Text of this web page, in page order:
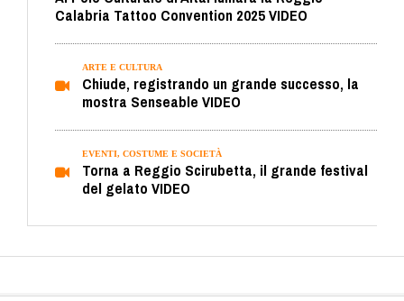
Calabria Tattoo Convention 2025 VIDEO
ARTE E CULTURA
Chiude, registrando un grande successo, la
mostra Senseable VIDEO
EVENTI, COSTUME E SOCIETÀ
Torna a Reggio Scirubetta, il grande festival
del gelato VIDEO